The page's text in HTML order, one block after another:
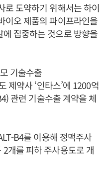
로 도약하기 위해서는 하이
이오 제품의 파이프라인을
집중하는 것으로 방향을
기술수출
제약사 ‘인타스’에 1200억
관련 기술수출 계약을 체
B4를 이용해 정맥주사
개를 피하 주사용도로 개